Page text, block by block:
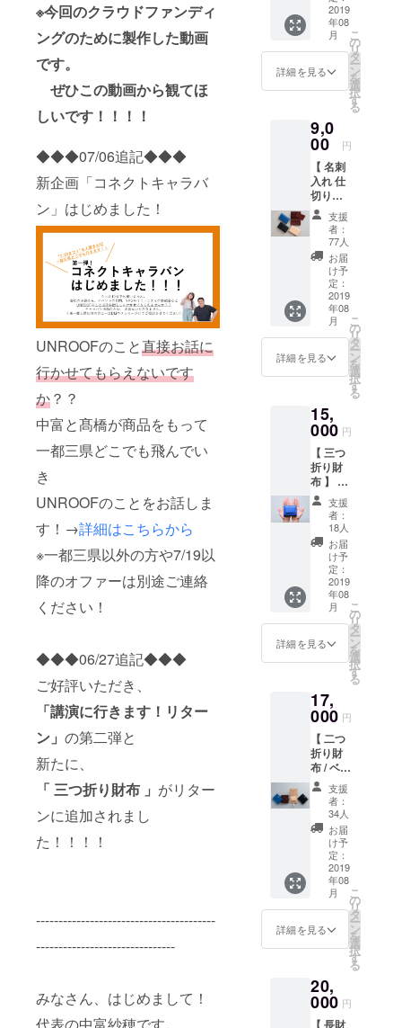
※今回のクラウドファンディ
ングのために製作した動画
です。
ぜひこの動画から観てほ
しいです！！！！
◆◆◆07/06追記◆◆◆
新企画「コネクトキャラバ
ン」はじめました！
UNROOFのこと直接お話に
行かせてもらえないです
か？？
中富と髙橋が商品をもって
一都三県どこでも飛んでい
き
UNROOFのことをお話しま
す！→詳細はこちらから
※一都三県以外の方や7/19以
降のオファーは別途ご連絡
ください！
◆◆◆06/27追記◆◆◆
ご好評いただき、
「講演に行きます！リター
ン」 の第二弾と
新たに、
「 三つ折り財布 」 がリター
ンに追加されまし
た！！！！
----------------------------------------
-------------------------------
みなさん、はじめまして！
す。
TOP画像か
らUNROOF
るので
まずはTOP
画像をク
リックして
観てくださ
い！！
工場の見学
や採用に関
するお知ら
せは
UNROOFの
Facebookか
いたしま
はすべ
て真鍮
ゴール
ドで
す。 １
ク・
バーガ
ン
ディー
(赤茶)・
ロイヤ
ルブ
ルー・
ナチュ
ラル
（ヌ
メ） か
らお選
びくだ
さい。
※色の確
認は
紹介部
分を参
照下さ
い。 ◆
コース
内容 ・
本革
チャー
ム１点
・今後
の活動
報告 ・
Facebo
okコ
ミュニ
のご招
待
から8月
にかけ
て順次
お届け
する予
定です
が、
生産、
配送状
況によ
り遅れ
る可能
性もご
ざいま
す。 ※
仕様、
デザイ
ては一
部変更
になる
2019
年08
月
詳細を見る
こ
の
リ
タ
ー
ン
を
選
択
す
る
9,0
00 円
【 名刺
入れ 仕
切り付
き 】 ※
送料+税
込の価
格とな
りま
す。 １
◆カ
ラー ブ
ラッ
ク・
バーガ
ン
ディー
ロイヤ
ルブ
ルー・
ナチュ
ラル
（ヌ
メ） か
らお選
びくだ
さい。
※色の確
認は
ページ
内のリ
ターン
紹介部
分を参
手 右利
き用・
左利き
用どち
らかを
お選び
くださ
い。 ※
イメー
ジはリ
ターン
紹介部
分を参
照下さ
い。 ◆
コース
内容 ・
の活動
報告 ・
Facebo
支援
者：
77人
お届
け予
定：
2019
年08
月
詳細を見る
こ
の
リ
タ
ー
ン
を
選
択
す
る
15,
000 円
【 三つ
折り財
布 】 ※
送料+税
込の価
格とな
りま
す。 １
◆カ
ラー ブ
ラッ
ク・
バーガ
ン
ディー
(赤茶)・
ルブ
ルー・
ナチュ
ラル
（ヌ
メ） か
らお選
びくだ
さい。
※色の確
認は
ページ
内のリ
ターン
紹介部
分を参
照下さ
き用・
左利き
用どち
支援
者：
18人
お届
け予
定：
2019
年08
月
詳細を見る
こ
の
リ
タ
ー
ン
を
選
択
す
る
17,
000 円
【 二つ
折り財
布 / ベル
トカス
タムあ
り 】 ※
送料+税
込の価
格とな
りま
す。 １
◆カ
ラー ブ
ラッ
ク・
バーガ
ディー
(赤茶)・
ロイヤ
支援
者：
34人
お届
け予
定：
2019
年08
月
詳細を見る
こ
の
リ
タ
ー
ン
を
選
択
す
る
20,
000 円
【 長財